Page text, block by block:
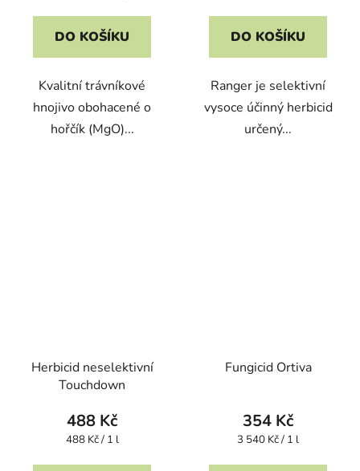
DO KOŠÍKU
Kvalitní trávníkové
hnojivo obohacené o
hořčík (MgO)...
DO KOŠÍKU
Ranger je selektivní
vysoce účinný herbicid
určený...
Herbicid neselektivní
Touchdown
488 Kč
Měrná
488 Kč / 1 l
Fungicid Ortiva
354 Kč
Měrná
3 540 Kč / 1 l